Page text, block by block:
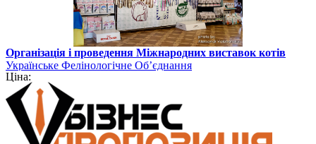
Організація і проведення Міжнародних виставок котів
Українське Фелінологічне Об’єднання
Ціна: